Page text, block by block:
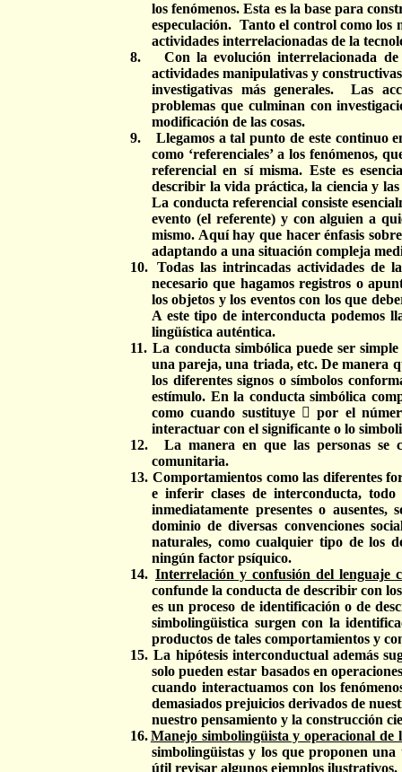
los fenómenos. Esta es la base para
especulación. Tanto el control como los
actividades interrelacionadas de la
8.
Con la evolución interrelacionada
actividades manipulativas y
investigativas más generales.
Las
problemas que culminan con
modificación de las cosas.
9.
Llegamos a tal punto de este continuo
como ‘referenciales’ a los fenómenos,
referencial en sí misma. Este es
describir la vida práctica, la ciencia y
La conducta referencial consiste
evento (el referente) y con alguien a
mismo. Aquí hay que hacer énfasis
adaptando a una situación compleja
10. Todas las intrincadas actividades de
necesario que hagamos registros o
los objetos y los eventos con los que
A este tipo de interconducta podemos
lingüística auténtica.
11. La conducta simbólica puede ser
una pareja, una triada, etc. De manera
los diferentes signos o símbolos
estímulo. En la conducta simbólica
como cuando sustituye  por el
interactuar con el significante o lo
12.
La manera en que las personas se
comunitaria.
13. Comportamientos como las diferentes
e inferir clases de interconducta, todo
inmediatamente presentes o
dominio de diversas convenciones
naturales, como cualquier tipo de los
ningún factor psíquico.
14. Interrelación y confusión del lenguaje
confunde la conducta de describir con
es un proceso de identificación o de
simbolingüistica surgen con la
productos de tales comportamientos y
15. La hipótesis interconductual además
solo pueden estar basados en
cuando interactuamos con los
demasiados prejuicios derivados de
nuestro pensamiento y la construcción
16.Manejo simbolingüista y operacional de
simbolingüistas y los que proponen
útil revisar algunos ejemplos ilustrativos.